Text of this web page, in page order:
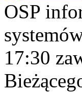
OSP
17:30